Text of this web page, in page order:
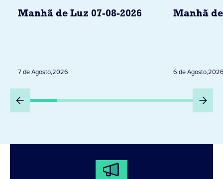
Manhã de Luz 07-08-2026
7 de Agosto,2026
Manhã de
6 de Agosto,